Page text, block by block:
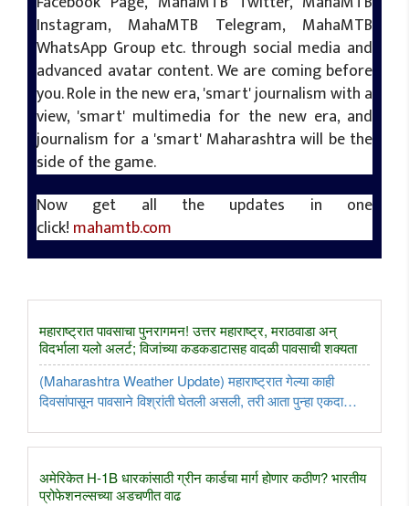
Instagram, MahaMTB Telegram, MahaMTB
WhatsApp Group etc. through social media and
advanced avatar content. We are coming before
you. Role in the new era, 'smart' journalism with a
view, 'smart' multimedia for the new era, and
journalism for a 'smart' Maharashtra will be the
side of the game.
Now get all the updates in one
click! mahamtb.com
महाराष्ट्रात पावसाचा पुनरागमन! उत्तर महाराष्ट्र, मराठवाडा अन्
विदर्भाला यलो अलर्ट; विजांच्या कडकडाटासह वादळी पावसाची शक्यता
(Maharashtra Weather Update) महाराष्ट्रात गेल्या काही
दिवसांपासून पावसाने विश्रांती घेतली असली, तरी आता पुन्हा एकदा
अमेरिकेत H-1B धारकांसाठी ग्रीन कार्डचा मार्ग होणार कठीण? भारतीय
प्रोफेशनल्सच्या अडचणीत वाढ